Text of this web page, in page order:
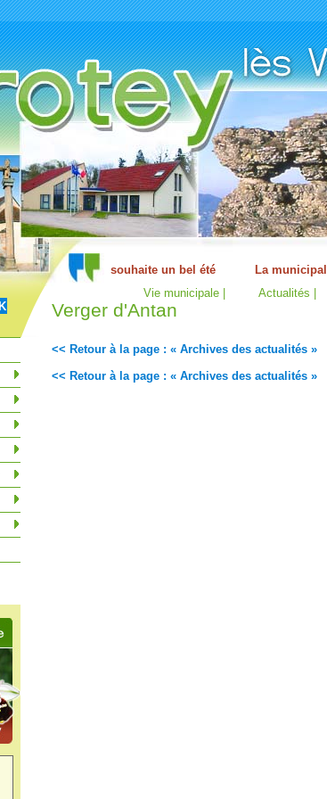
Vie municipale | Actualités |
Verger d'Antan
<< Retour à la page : « Archives des actualités »
<< Retour à la page : « Archives des actualités »